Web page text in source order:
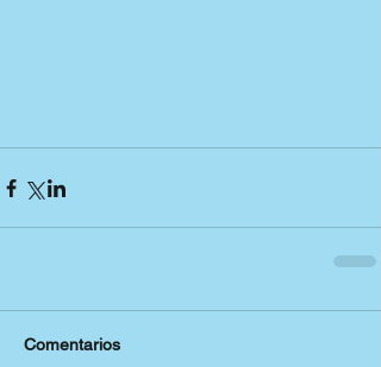
Comentarios